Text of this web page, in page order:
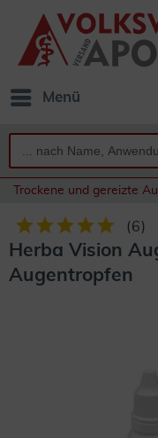
Menü
Trockene und gereizte
(6)
Herba Vision
Augentropfen